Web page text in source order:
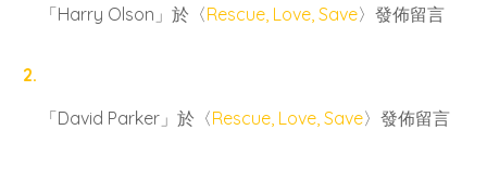
「Harry Olson 」於〈Rescue, Love, Save〉發佈留言
「David Parker」於〈Rescue, Love, Save〉發佈留言